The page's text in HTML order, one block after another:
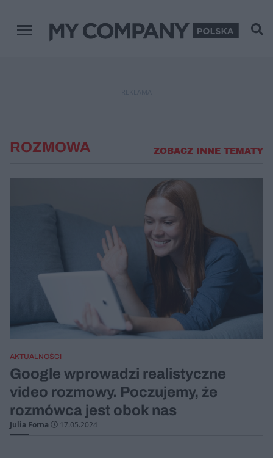
Menu główne
ROZMOWA ZOBACZ INNE TEMATY
AKTUALNOŚCI
Google wprowadzi realistyczne
video rozmowy. Poczujemy, że
rozmówca jest obok nas
Julia Forna 17.05.2024